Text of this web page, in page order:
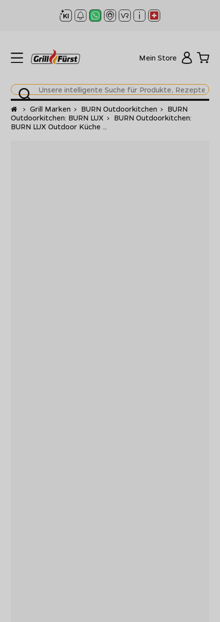
Mein Store
Startseite
> Grill Marken > BURN Outdoorkitchen > BURN
Outdoorkitchen: BURN LUX > BURN Outdoorkitchen:
BURN LUX Outdoor Küche ...